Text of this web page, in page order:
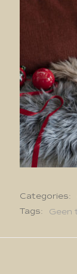
Categories:
Tags:
Geen